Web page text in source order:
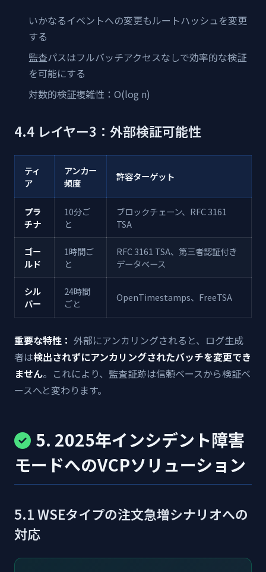
いかなるイベントへの変更もルートハッシュを変更
する
監査パスはフルバッチアクセスなしで効率的な検証
を可能にする
対数的検証複雑性：O(log n)
4.4 レイヤー3：外部検証可能性
ティ
ア
アンカー
頻度
許容ターゲット
プラ
チナ
10分ご
と
ブロックチェーン、RFC 3161
TSA
ゴー
ルド
1時間ご
と
RFC 3161 TSA、第三者認証付き
データベース
シル
バー
24時間
ごと
OpenTimestamps、FreeTSA
重要な特性： 外部にアンカリングされると、ログ生成
者は検出されずにアンカリングされたバッチを変更でき
ません。これにより、監査証跡は信頼ベースから検証ベ
ースへと変わります。
5. 2025年インシデント障害
モードへのVCPソリューション
5.1 WSEタイプの注文急増シナリオへの
対応